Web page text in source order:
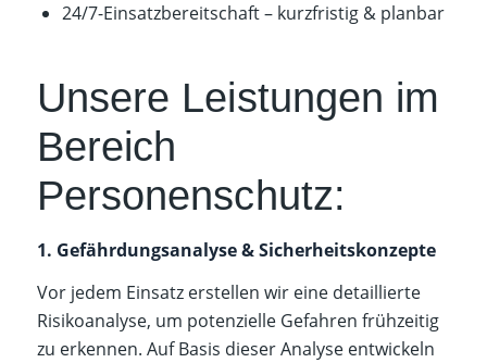
24/7-Einsatzbereitschaft – kurzfristig & planbar
Unsere Leistungen im
Bereich
Personenschutz:
1. Gefährdungsanalyse & Sicherheitskonzepte
Vor jedem Einsatz erstellen wir eine detaillierte
Risikoanalyse, um potenzielle Gefahren frühzeitig
zu erkennen. Auf Basis dieser Analyse entwickeln